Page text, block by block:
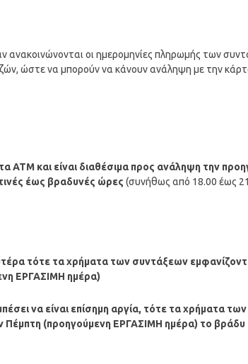
οι ημερομηνίες πληρωμής των
ώστε να μπορούν να κάνουν ανάληψη με την
ΑΤΜ και είναι διαθέσιμα προς ανάληψη την
έως βραδυνές ώρες (συνήθως από 18.00 έως
τότε τα χρήματα των συντάξεων
ΕΡΓΑΣΙΜΗ ημέρα)
να είναι επίσημη αργία, τότε τα χρήματα
Πέμπτη (προηγούμενη ΕΡΓΑΣΙΜΗ ημέρα) το βράδυ